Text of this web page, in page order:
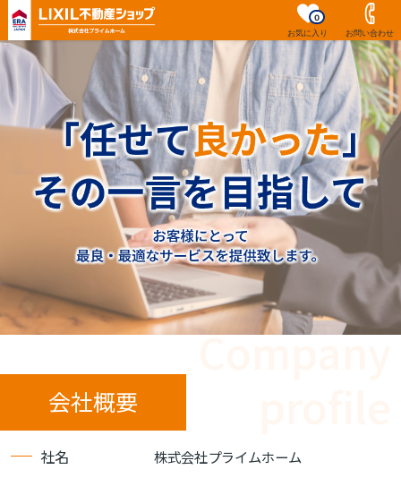
お気に入り
0
お問い合わせ
会社概要
社名 株式会社プライムホーム